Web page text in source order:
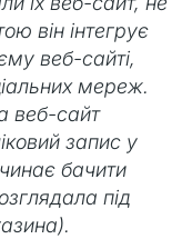
він інтегрує
веб-сайті,
мереж.
веб-сайт
запис у
бачити
під